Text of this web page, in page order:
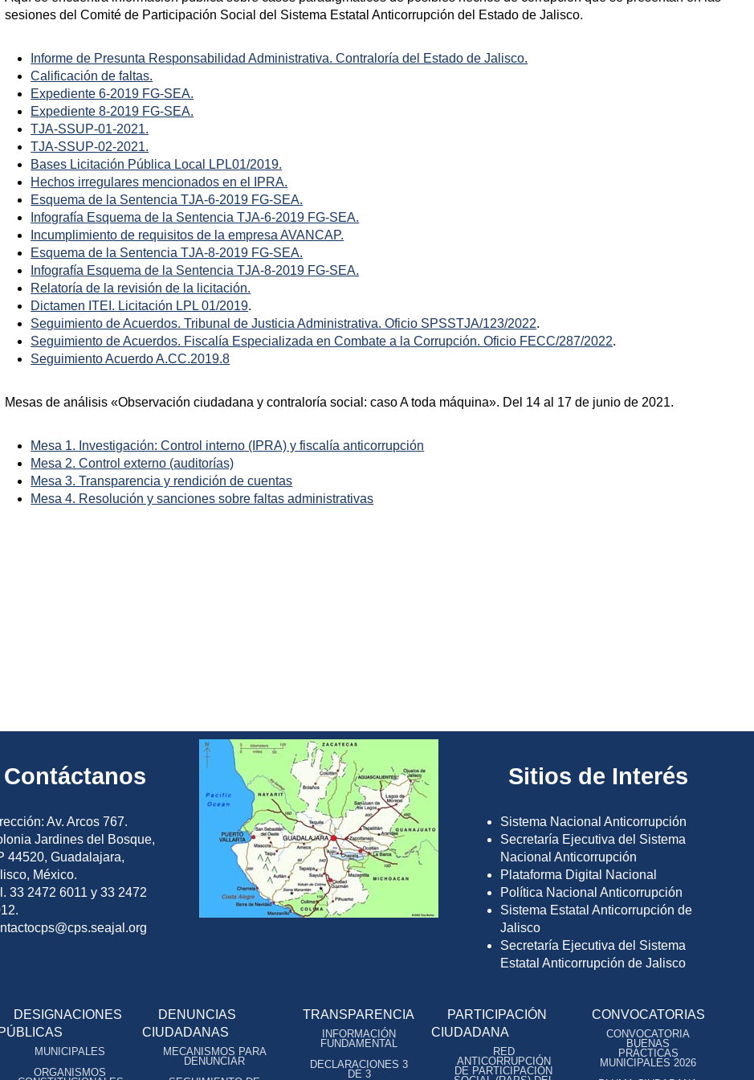
sesiones del Comité de Participación Social del Sistema Estatal Anticorrupción del Estado de Jalisco.
Informe de Presunta Responsabilidad Administrativa. Contraloría del Estado de Jalisco.
Calificación de faltas.
Expediente 6-2019 FG-SEA.
Expediente 8-2019 FG-SEA.
TJA-SSUP-01-2021.
TJA-SSUP-02-2021.
Bases Licitación Pública Local LPL01/2019.
Hechos irregulares mencionados en el IPRA.
Esquema de la Sentencia TJA-6-2019 FG-SEA.
Infografía Esquema de la Sentencia TJA-6-2019 FG-SEA.
Incumplimiento de requisitos de la empresa AVANCAP.
Esquema de la Sentencia TJA-8-2019 FG-SEA.
Infografía Esquema de la Sentencia TJA-8-2019 FG-SEA.
Relatoría de la revisión de la licitación.
Dictamen ITEI. Licitación LPL 01/2019.
Seguimiento de Acuerdos. Tribunal de Justicia Administrativa. Oficio SPSSTJA/123/2022.
Seguimiento de Acuerdos. Fiscalía Especializada en Combate a la Corrupción. Oficio FECC/287/2022.
Seguimiento Acuerdo A.CC.2019.8
Mesas de análisis «Observación ciudadana y contraloría social: caso A toda máquina». Del 14 al 17 de junio de 2021.
Mesa 1. Investigación: Control interno (IPRA) y fiscalía anticorrupción
Mesa 2. Control externo (auditorías)
Mesa 3. Transparencia y rendición de cuentas
Mesa 4. Resolución y sanciones sobre faltas administrativas
Contáctanos
Av. Arcos 767.
Jardines del Bosque,
44520, Guadalajara,
México.
33 2472 6011 y 33 2472
Sitios de Interés
Sistema Nacional Anticorrupción
Secretaría Ejecutiva del Sistema
Nacional Anticorrupción
Plataforma Digital Nacional
Política Nacional Anticorrupción
Sistema Estatal Anticorrupción de
Jalisco
Secretaría Ejecutiva del Sistema
Estatal Anticorrupción de Jalisco
DESIGNACIONES
PÚBLICAS
MUNICIPALES
ORGANISMOS
DENUNCIAS
CIUDADANAS
MECANISMOS PARA
DENUNCIAR
TRANSPARENCIA
INFORMACIÓN
FUNDAMENTAL
DECLARACIONES 3
DE 3
PARTICIPACIÓN
CIUDADANA
RED
ANTICORRUPCIÓN
DE PARTICIPACIÓN
CONVOCATORIAS
CONVOCATORIA
BUENAS
PRÁCTICAS
MUNICIPALES 2026